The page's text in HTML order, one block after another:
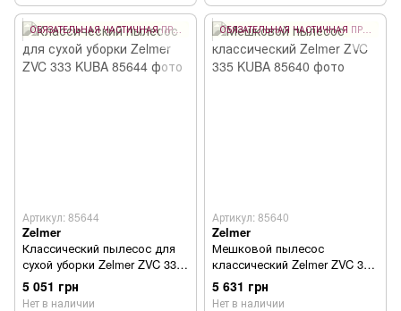
ОБЯЗАТЕЛЬНАЯ ЧАСТИЧНАЯ ПРЕДОПЛАТА 10%
Артикул: 85644
Zelmer
Классический пылесос для
сухой уборки Zelmer ZVC 333
KUBA
5 051 грн
Нет в наличии
Артикул: 85640
Zelmer
Мешковой пылесос
классический Zelmer ZVC 335
KUBA
5 631 грн
Нет в наличии